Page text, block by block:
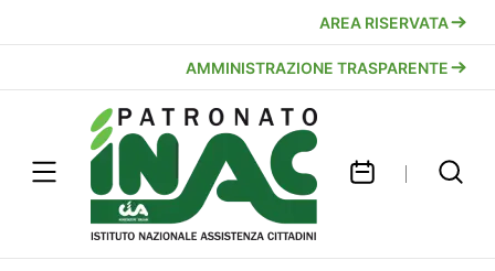
AREA RISERVATA
AMMINISTRAZIONE TRASPARENTE